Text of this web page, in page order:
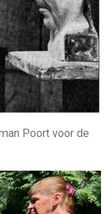
Poort voor de